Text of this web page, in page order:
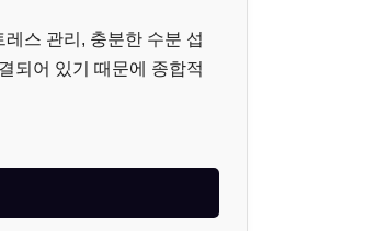
스 관리, 충분한 수분 섭
되어 있기 때문에 종합적